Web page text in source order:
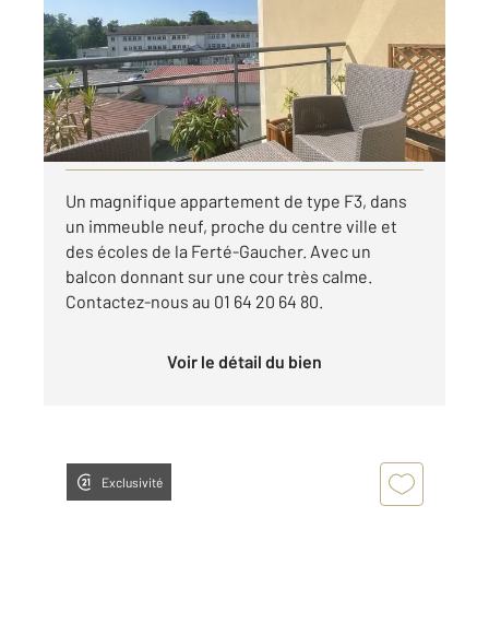
Appartement F3 à louer
770 €
par mois charges comprises
Visiter le site dédié
Un magnifique appartement de type F3, dans
un immeuble neuf, proche du centre ville et
des écoles de la Ferté-Gaucher. Avec un
balcon donnant sur une cour très calme.
Contactez-nous au 01 64 20 64 80.
Voir le détail du bien
Exclusivité